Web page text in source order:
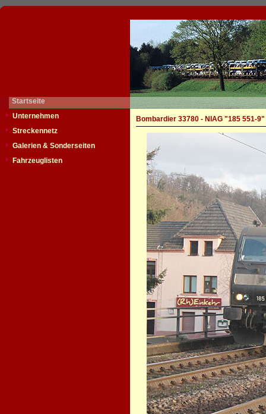
Startseite
Unternehmen
Streckennetz
Galerien & Sonderseiten
Fahrzeuglisten
Bombardier 33780 - NIAG "185 551-9"